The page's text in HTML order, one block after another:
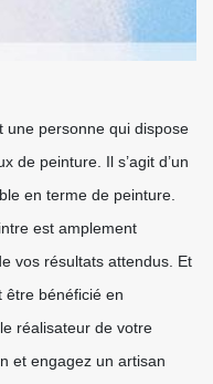
une personne qui dispose
de peinture. Il s’agit d’un
en terme de peinture.
est amplement
vos résultats attendus. Et
être bénéficié en
réalisateur de votre
et engagez un artisan